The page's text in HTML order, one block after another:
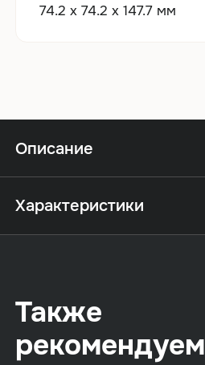
74.2 x 74.2 x 147.7 мм
Описание
Характеристики
Также
рекомендуем